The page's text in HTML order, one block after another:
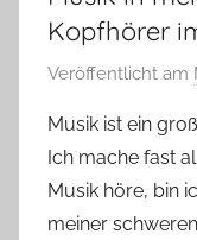
Kopfhörer
Veröffentlicht am
Musik ist ein
Ich mache fast
Musik höre, bin
meiner